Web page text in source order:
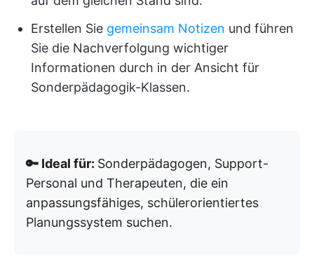
Erstellen Sie gemeinsam Notizen und führen
Sie die Nachverfolgung wichtiger
Informationen durch in der Ansicht für
Sonderpädagogik-Klassen.
🔑 Ideal für: Sonderpädagogen, Support-
Personal und Therapeuten, die ein
anpassungsfähiges, schülerorientiertes
Planungssystem suchen.